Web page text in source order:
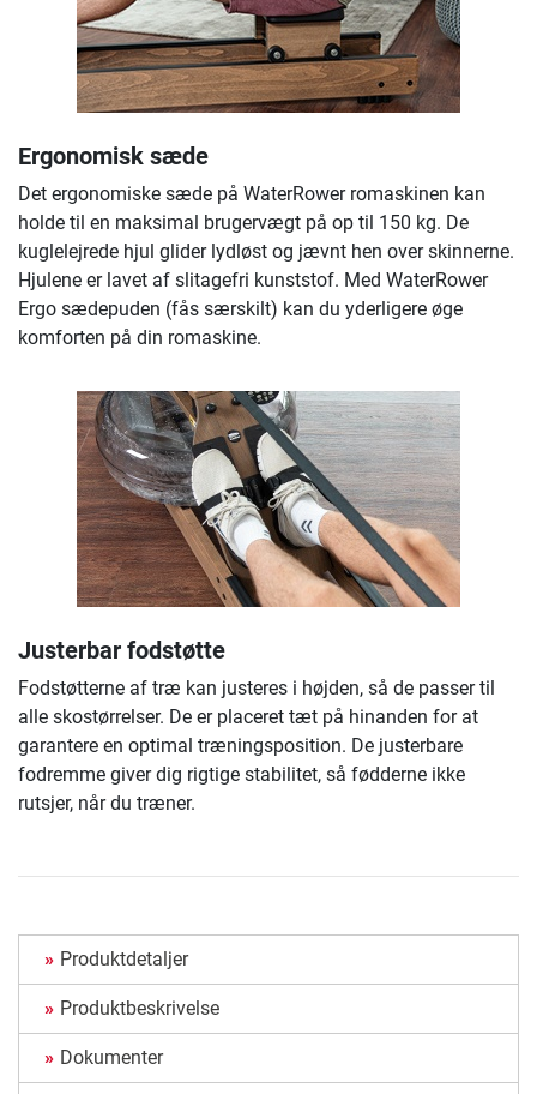
Ergonomisk sæde
Det ergonomiske sæde på WaterRower romaskinen kan
holde til en maksimal brugervægt på op til 150 kg. De
kuglelejrede hjul glider lydløst og jævnt hen over skinnerne.
Hjulene er lavet af slitagefri kunststof. Med WaterRower
Ergo sædepuden (fås særskilt) kan du yderligere øge
komforten på din romaskine.
Justerbar fodstøtte
Fodstøtterne af træ kan justeres i højden, så de passer til
alle skostørrelser. De er placeret tæt på hinanden for at
garantere en optimal træningsposition. De justerbare
fodremme giver dig rigtige stabilitet, så fødderne ikke
rutsjer, når du træner.
Produktdetaljer
Produktbeskrivelse
Dokumenter